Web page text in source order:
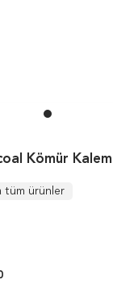
Kömür
tüm ürünler